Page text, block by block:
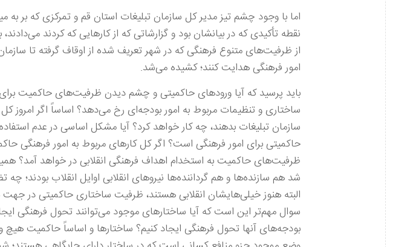
اما با وجود چشم تیز مدیر کل سازمان تبلیغات استان قم و تمرکزی که بر
نقطه تأکیدی که در بیانشان بود و گزارشاتی که از کارهایی که کردند
از ظرفیت‌های متنوع فرهنگی که در شهر تعریف شده از اوقاف گرفته تا
امور فرهنگی هدایت کنند؛ کشیده می‌شد.
باید پرسید که آیا ورودهای حاکمیتی و چشم دیدن ظرفیت‌های حاکمیت
ساختاری و تنظیمات مربوط به امور بودجه‌ای رخ می‌دهد؟ اساساً اگر امروز
سازمان تبلیغات بدهند، چه کار خواهد کرد؟ آیا مشکل اساسی در عدم
حاکمیتی برای امور فرهنگی است؟ اگر کل کارهای مربوط به امور فرهنگی
ظرفیت‌های حاکمیت به استخدام اهداف فرهنگی انقلابی در خواهد آمد؟
شد هم سازنده‌ها و هم گرداننده‌ها نیروهای انقلابی اوایل انقلاب بودند؛
البته هنوز خیلی‌هایشان انقلابی هستند، ظرفیت ساختاری حاکمیتی در
سوال مهم‌تر این است که آیا ساختارهای موجود می‌توانند تحول فرهنگی
بودجه‌های آنها تحول فرهنگی ایجاد کنیم؟ ساختارها و اساساً حاکمیت